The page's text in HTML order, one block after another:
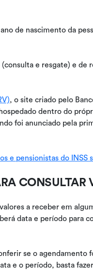
de nascimento da
, o site criado pelo
dentro do
foi anunciado pela
e pensionistas do
CONSULTAR
a receber em
data e período para
se o agendamento
e o período, basta